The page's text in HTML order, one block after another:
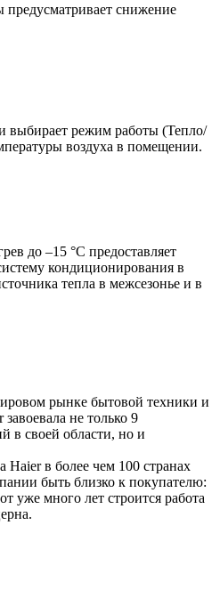
снижение
выбирает режим работы (Тепло/
воздуха в помещении.
до –15 °С предоставляет
кондиционирования в
тепла в межсезонье и в
рынке бытовой техники и
не только 9
в своей области, но и
Haier в более чем 100 странах
быть близко к покупателю:
уже много лет строится работа